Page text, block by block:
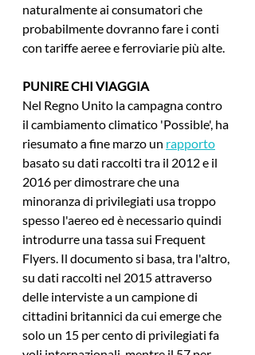
naturalmente ai consumatori che
probabilmente dovranno fare i conti
con tariffe aeree e ferroviarie più alte.
PUNIRE CHI VIAGGIA
Nel Regno Unito la campagna contro
il cambiamento climatico 'Possible', ha
riesumato a fine marzo un rapporto
basato su dati raccolti tra il 2012 e il
2016 per dimostrare che una
minoranza di privilegiati usa troppo
spesso l'aereo ed è necessario quindi
introdurre una tassa sui Frequent
Flyers. Il documento si basa, tra l'altro,
su dati raccolti nel 2015 attraverso
delle interviste a un campione di
cittadini britannici da cui emerge che
solo un 15 per cento di privilegiati fa